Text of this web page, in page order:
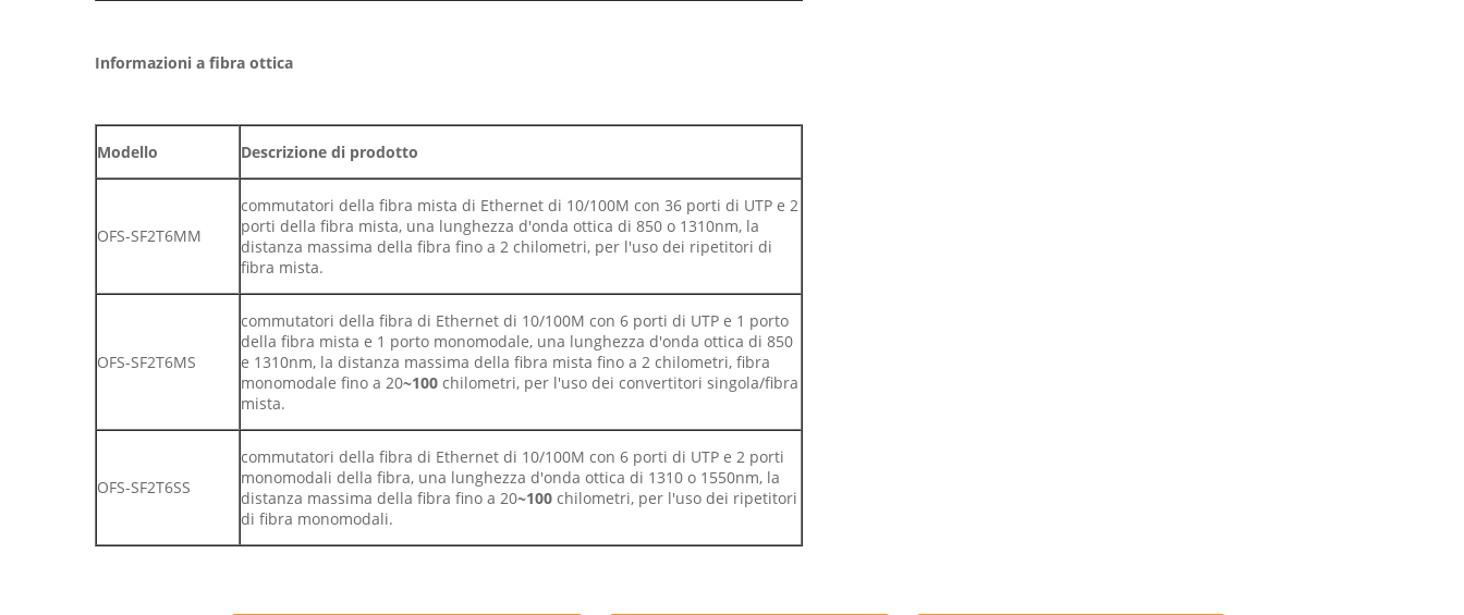
Informazioni a fibra ottica
Modello Descrizione di prodotto
OFS-SF2T6MM
commutatori della fibra mista di Ethernet di 10/100M con 36 porti di UTP e 2
porti della fibra mista, una lunghezza d'onda ottica di 850 o 1310nm, la
distanza massima della fibra fino a 2 chilometri, per l'uso dei ripetitori di
fibra mista.
OFS-SF2T6MS
commutatori della fibra di Ethernet di 10/100M con 6 porti di UTP e 1 porto
della fibra mista e 1 porto monomodale, una lunghezza d'onda ottica di 850
e 1310nm, la distanza massima della fibra mista fino a 2 chilometri, fibra
monomodale fino a 20~100 chilometri, per l'uso dei convertitori singola/fibra
mista.
OFS-SF2T6SS
commutatori della fibra di Ethernet di 10/100M con 6 porti di UTP e 2 porti
monomodali della fibra, una lunghezza d'onda ottica di 1310 o 1550nm, la
distanza massima della fibra fino a 20~100 chilometri, per l'uso dei ripetitori
di fibra monomodali.